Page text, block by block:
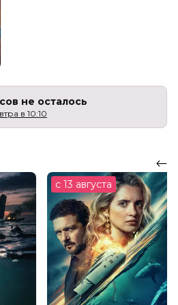
не осталось
в 10:10
с 13 августа